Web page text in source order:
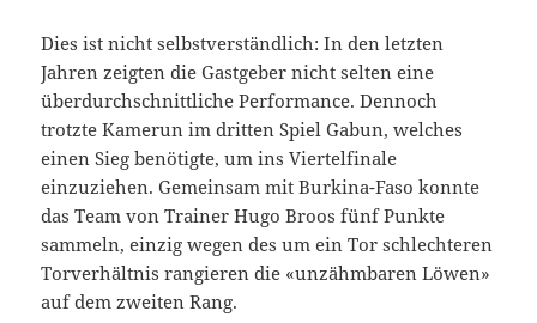
Dies ist nicht selbstverständlich: In den letzten
Jahren zeigten die Gastgeber nicht selten eine
überdurchschnittliche Performance. Dennoch
trotzte Kamerun im dritten Spiel Gabun, welches
einen Sieg benötigte, um ins Viertelfinale
einzuziehen. Gemeinsam mit Burkina-Faso konnte
das Team von Trainer Hugo Broos fünf Punkte
sammeln, einzig wegen des um ein Tor schlechteren
Torverhältnis rangieren die «unzähmbaren Löwen»
auf dem zweiten Rang.